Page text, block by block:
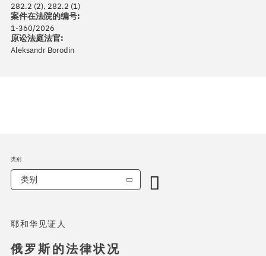
282.2 (2), 282.2 (1)
案件在法院的编号:
1-360/2026
原讼法庭法官:
Aleksandr Borodin
耶和华见证人
俄罗斯的法律状况
类别
类别